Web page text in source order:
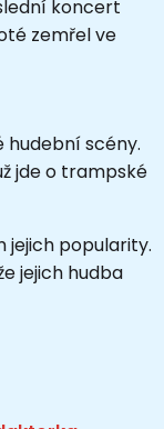
koncert
zemřel ve
hudební scény.
jde o trampské
jejich popularity.
jejich hudba